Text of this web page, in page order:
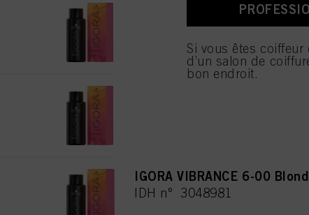
IGORA VIBRANCE 4-00
IDH n° 3048289
IGORA VIBRANCE 6-00
IDH n° 3048981
Si vous êtes
d’un salon de
bon endroit.
consulter les
En cliquant sur «
que le traitement de
seuls les cookies